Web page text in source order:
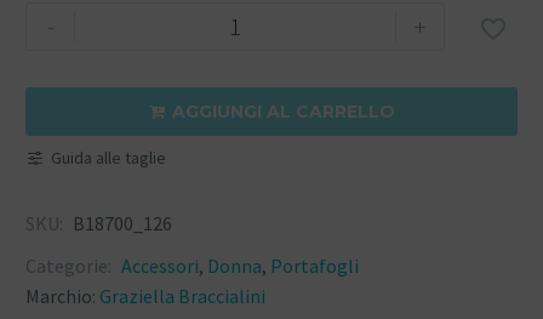
- +
 AGGIUNGI AL CARRELLO
Guida alle taglie
SKU: B18700_126
Categorie: Accessori, Donna, Portafogli
Marchio: Graziella Braccialini